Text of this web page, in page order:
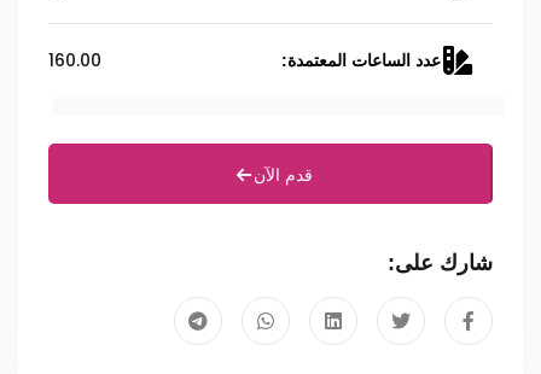
عدد الساعات المعتمدة: 160.00
قدم الآن
شارك على: